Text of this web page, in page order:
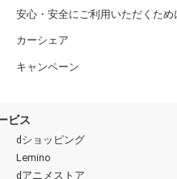
安心・安全にご利用いただくため
カーシェア
キャンペーン
ビス
dショッピング
Lemino
dアニメストア